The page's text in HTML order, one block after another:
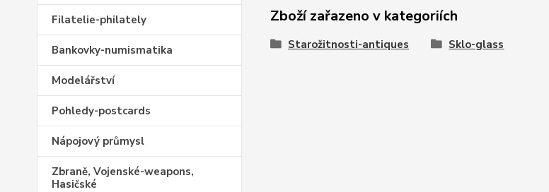
Filatelie-philately
Bankovky-numismatika
Modelářství
Pohledy-postcards
Nápojový průmysl
Zbraně, Vojenské-weapons,
Hasičské
Zboží zařazeno v kategoriích
Starožitnosti-antiques Sklo-glass